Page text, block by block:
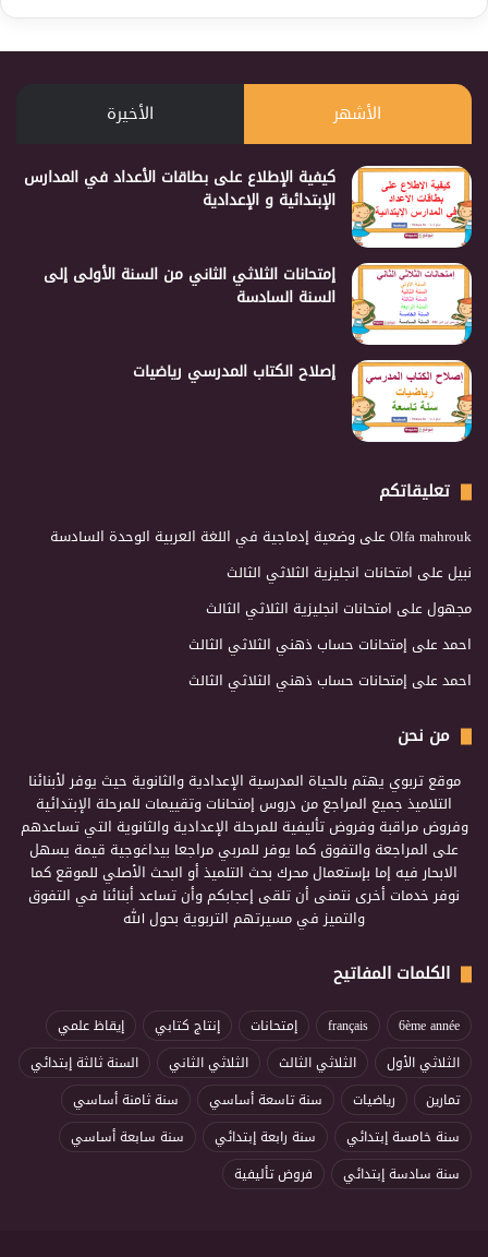
الأشهر الأخيرة
كيفية الإطلاع على بطاقات الأعداد في المدارس
الإبتدائية و الإعدادية
إمتحانات الثلاثي الثاني من السنة الأولى إلى
السنة السادسة
إصلاح الكتاب المدرسي رياضيات
تعليقاتكم
Olfa mahroukعلى وضعية إدماجية في اللغة العربية الوحدة السادسة
نبيلعلى امتحانات انجليزية الثلاثي الثالث
مجهولعلى امتحانات انجليزية الثلاثي الثالث
احمدعلى إمتحانات حساب ذهني الثلاثي الثالث
احمدعلى إمتحانات حساب ذهني الثلاثي الثالث
من نحن
موقع تربوي يهتم بالحياة المدرسية الإعدادية والثانوية حيث يوفر لأبنائنا
التلاميذ جميع المراجع من دروس إمتحانات وتقييمات للمرحلة الإبتدائية
وفروض مراقبة وفروض تأليفية للمرحلة الإعدادية والثانوية التي تساعدهم
على المراجعة والتفوق كما يوفر للمربي مراجعا بيداغوجية قيمة يسهل
الابحار فيه إما بإستعمال محرك بحث التلميذ أو البحث الأصلي للموقع كما
نوفر خدمات أخرى نتمنى أن تلقى إعجابكم وأن تساعد أبنائنا في التفوق
والتميز في مسيرتهم التربوية بحول الله
الكلمات المفاتيح
6ème année
français إمتحانات إنتاج كتابي
إيقاظ علمي
الثلاثي الأول
الثلاثي الثالث الثلاثي الثاني
السنة ثالثة إبتدائي
تمارين
رياضيات سنة تاسعة أساسي
سنة ثامنة أساسي
سنة خامسة إبتدائي
سنة رابعة إبتدائي
سنة سابعة أساسي
سنة سادسة إبتدائي
فروض تأليفية